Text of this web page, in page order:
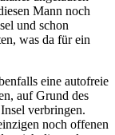
Mann noch
und schon
was da für ein
eine autofreie
auf Grund des
verbringen.
noch offenen